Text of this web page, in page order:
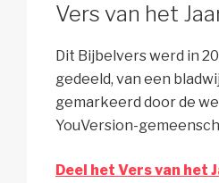
Vers van het
Dit Bijbelvers werd in
gedeeld, van een
gemarkeerd door de
YouVersion-
Deel het Vers van het